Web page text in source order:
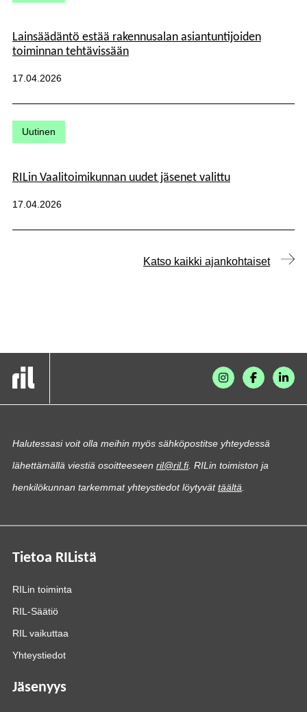
Lainsäädäntö estää rakennusalan asiantuntijoiden
toiminnan tehtävissään
Julkaistu:
17.04.2026
Kategoriat:
Uutinen
RILin Vaalitoimikunnan uudet jäsenet valittu
Julkaistu:
17.04.2026
Katso kaikki ajankohtaiset
Halutessasi voit olla meihin myös sähköpostitse yhteydessä
lähettämällä viestiä osoitteeseen ril@ril.fi. RILin toimiston ja
henkilökunnan tarkemmat yhteystiedot löytyvättäältä.
Tietoa RIListä
RILin toiminta
RIL-Säätiö
RIL vaikuttaa
Yhteystiedot
Jäsenyys